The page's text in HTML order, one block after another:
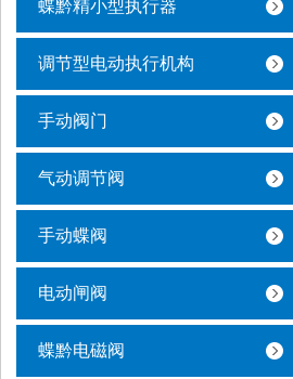
蝶黔精小型执行器
调节型电动执行机构
手动阀门
气动调节阀
手动蝶阀
电动闸阀
蝶黔电磁阀